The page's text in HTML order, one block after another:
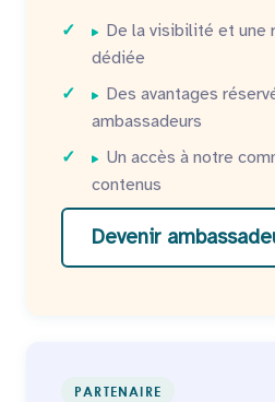
De la visibilité et une
dédiée
Des avantages
ambassadeurs
Un accès à notre
contenus
Devenir
PARTENAIRE